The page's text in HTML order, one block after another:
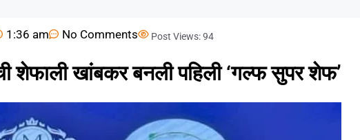
1:36 am No Comments Post Views:94
शेफाली खांबकर बनली पहिली ‘गल्फ सुपर शेफ’